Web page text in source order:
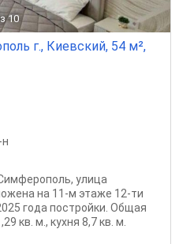
10
г., Киевский, 54 м²,
улица
на 11-м этаже 12-ти
года постройки. Общая
кв. м., кухня 8,7 кв. м.